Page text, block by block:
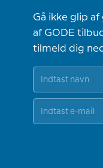
Gå ikke glip
af GODE
tilmeld dig